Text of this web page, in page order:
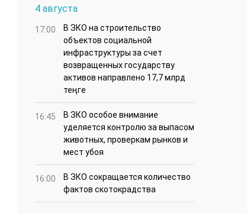
4 августа
17:00
В ЗКО на строительство
объектов социальной
инфраструктуры за счет
возвращенных государству
активов направлено 17,7 млрд
теңге
16:45
В ЗКО особое внимание
уделяется контролю за выпасом
животных, проверкам рынков и
мест убоя
16:00
В ЗКО сокращается количество
фактов скотокрадства